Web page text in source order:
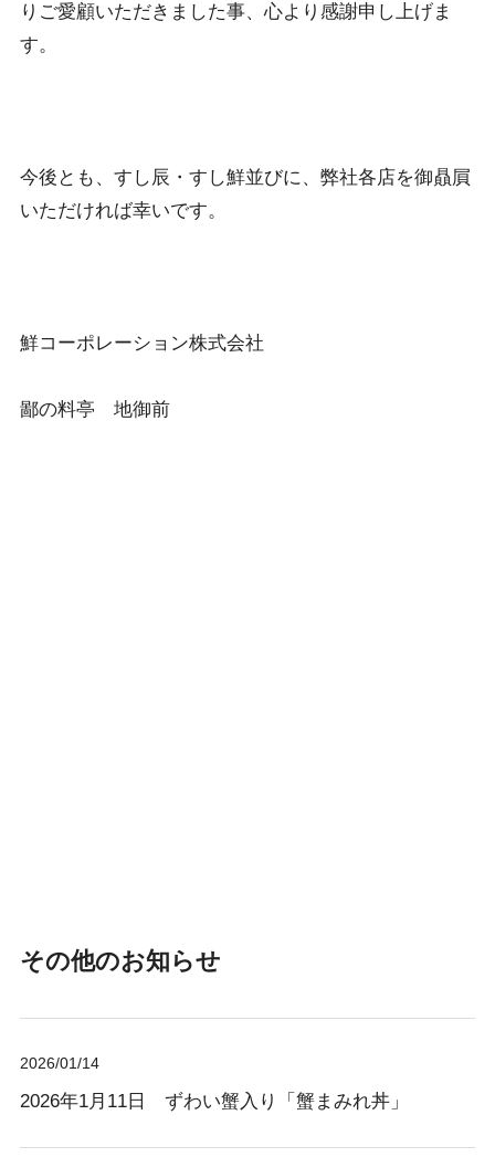
りご愛顧いただきました事、心より感謝申し上げま
す。
今後とも、すし辰・すし鮮並びに、弊社各店を御贔屓
いただければ幸いです。
鮮コーポレーション株式会社
鄙の料亭 地御前
その他のお知らせ
2026/01/14
2026年1月11日 ずわい蟹入り「蟹まみれ丼」